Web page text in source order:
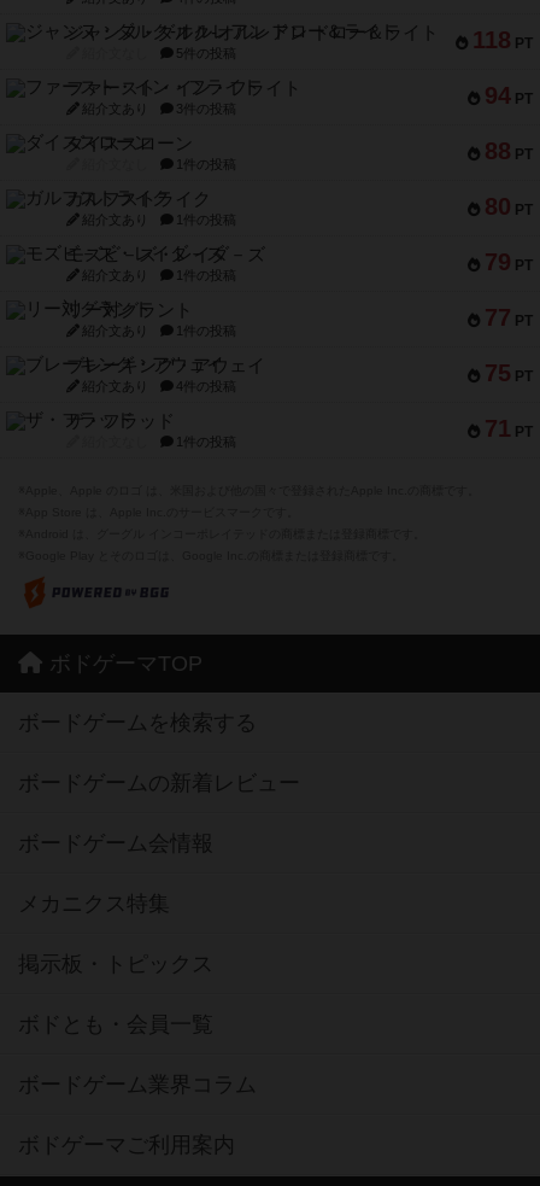
118 PT
ジャンヌ・ダルク-オルレアン ドロー＆ライト
5件の投稿
94 PT
ファースト・イン・フライト
紹介文あり 3件の投稿
88 PT
ダイススローン
1件の投稿
80 PT
ガルフストライク
紹介文あり 1件の投稿
79 PT
モズビ－ズ・レイダ－ズ
紹介文あり 1件の投稿
77 PT
リー対グラント
紹介文あり 1件の投稿
75 PT
ブレーキング・アウェイ
紹介文あり 4件の投稿
71 PT
ザ・フラッド
1件の投稿
ボドゲーマTOP
ボードゲームを検索する
ボードゲームの新着レビュー
ボードゲーム会情報
メカニクス特集
掲示板・トピックス
ボドとも・会員一覧
ボードゲーム業界コラム
ボドゲーマご利用案内